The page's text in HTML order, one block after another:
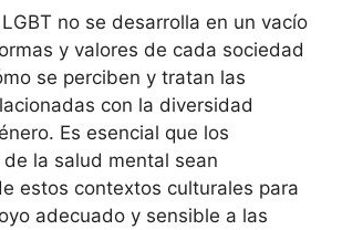
no se desarrolla en un vacío
y valores de cada sociedad
se perciben y tratan las
con la diversidad
Es esencial que los
la salud mental sean
estos contextos culturales para
adecuado y sensible a las